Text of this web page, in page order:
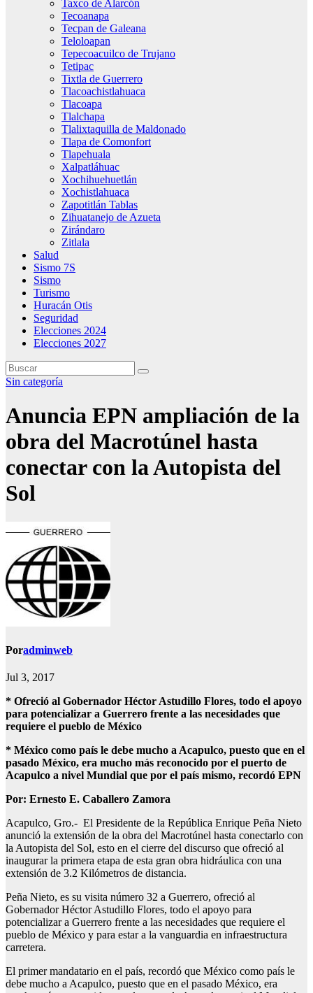
Taxco de Alarcón
Tecoanapa
Tecpan de Galeana
Teloloapan
Tepecoacuilco de Trujano
Tetipac
Tixtla de Guerrero
Tlacoachistlahuaca
Tlacoapa
Tlalchapa
Tlalixtaquilla de Maldonado
Tlapa de Comonfort
Tlapehuala
Xalpatláhuac
Xochihuehuetlán
Xochistlahuaca
Zapotitlán Tablas
Zihuatanejo de Azueta
Zirándaro
Zitlala
Salud
Sismo 7S
Sismo
Turismo
Huracán Otis
Seguridad
Elecciones 2024
Elecciones 2027
Sin categoría
Anuncia EPN ampliación de la
obra del Macrotúnel hasta
conectar con la Autopista del
Sol
Poradminweb
Jul 3, 2017
* Ofreció al Gobernador Héctor Astudillo Flores, todo el apoyo
para potencializar a Guerrero frente a las necesidades que
requiere el pueblo de México
* México como país le debe mucho a Acapulco, puesto que en el
pasado México, era mucho más reconocido por el puerto de
Acapulco a nivel Mundial que por el país mismo, recordó EPN
Por: Ernesto E. Caballero Zamora
Acapulco, Gro.- El Presidente de la República Enrique Peña Nieto
anunció la extensión de la obra del Macrotúnel hasta conectarlo con
la Autopista del Sol, esto en el cierre del discurso que ofreció al
inaugurar la primera etapa de esta gran obra hidráulica con una
extensión de 3.2 Kilómetros de distancia.
Peña Nieto, es su visita número 32 a Guerrero, ofreció al
Gobernador Héctor Astudillo Flores, todo el apoyo para
potencializar a Guerrero frente a las necesidades que requiere el
pueblo de México y para estar a la vanguardia en infraestructura
carretera.
El primer mandatario en el país, recordó que México como país le
debe mucho a Acapulco, puesto que en el pasado México, era